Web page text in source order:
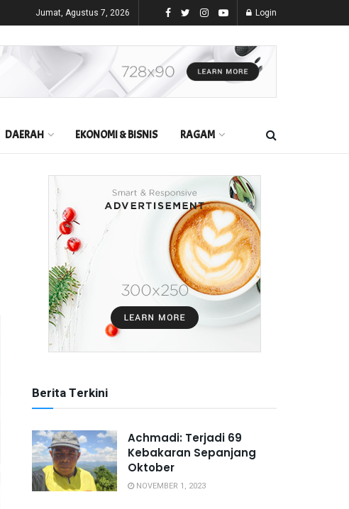
Jumat, Agustus 7, 2026 Login
DAERAH EKONOMI & BISNIS RAGAM
Berita Terkini
Achmadi: Terjadi 69
Kebakaran Sepanjang
Oktober
NOVEMBER 1, 2023